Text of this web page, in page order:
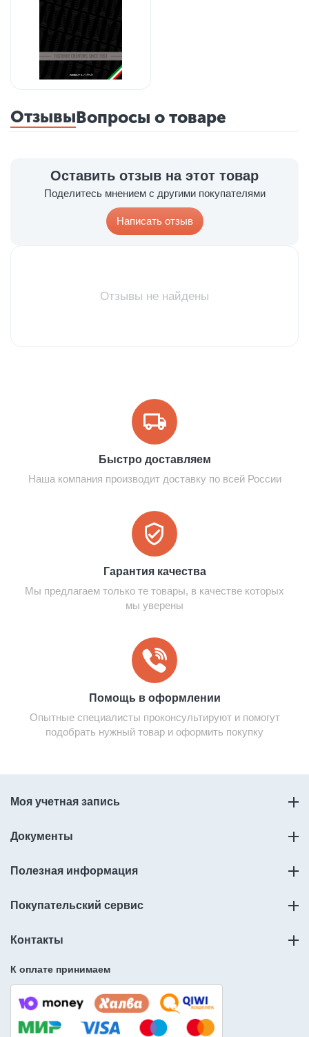
ОтзывыВопросы о товаре
Оставить отзыв на этот товар
Поделитесь мнением с другими покупателями
Написать отзыв
Отзывы не найдены
Быстро доставляем
Наша компания производит доставку по всей России
Гарантия качества
Мы предлагаем только те товары, в качестве которых
мы уверены
Помощь в оформлении
Опытные специалисты проконсультируют и помогут
подобрать нужный товар и оформить покупку
Моя учетная запись
Документы
Полезная информация
Покупательский сервис
Контакты
К оплате принимаем